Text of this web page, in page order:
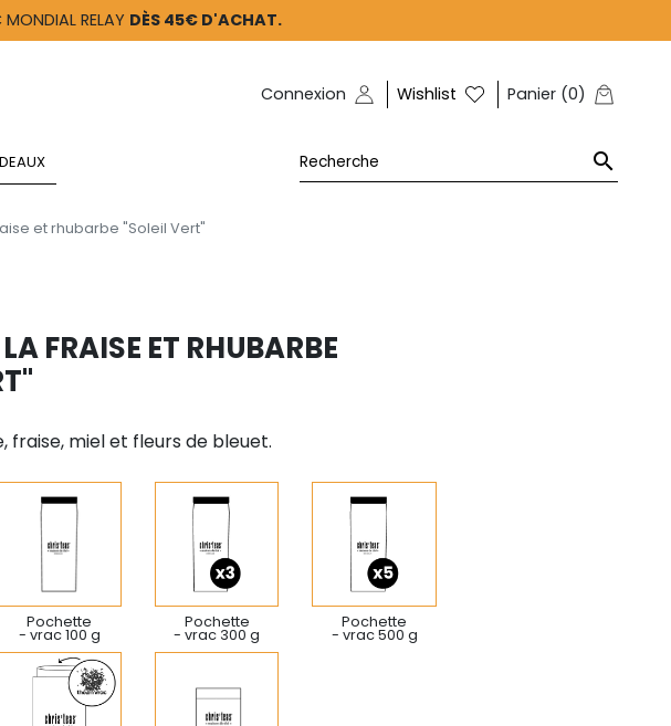
RELAY DÈS 45€ D'ACHAT.
Connexion Wishlist Panier (0)

et rhubarbe "Soleil Vert"
FRAISE ET RHUBARBE
fraise, miel et fleurs de bleuet.
Pochette
- vrac 100 g
Pochette
- vrac 300 g
Pochette
- vrac 500 g